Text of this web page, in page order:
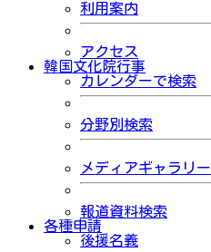
利用案内
アクセス
韓国文化院行事
カレンダーで検索
分野別検索
メディアギャラリー
報道資料検索
各種申請
後援名義